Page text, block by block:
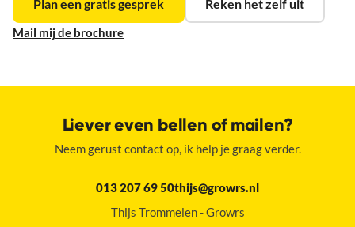
Plan een gratis gesprek Reken het zelf uit
Mail mij de brochure
Liever even bellen of mailen?
Neem gerust contact op, ik help je graag verder.
013 207 69 50thijs@growrs.nl
Thijs Trommelen - Growrs